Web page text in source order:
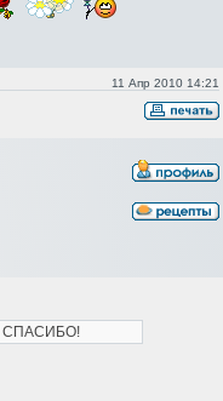
11 Апр 2010 14:21
СПАСИБО!